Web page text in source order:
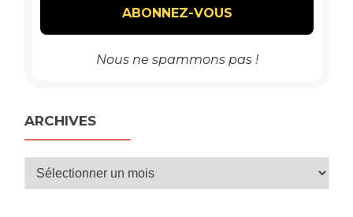
Nous ne spammons pas !
ARCHIVES
Archives